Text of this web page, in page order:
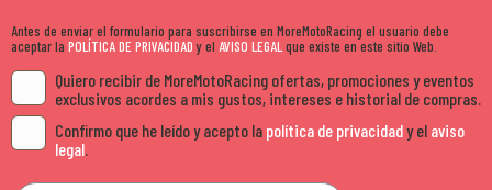
Antes de enviar el formulario para suscribirse en MoreMotoRacing el usuario debe
aceptar la POLÍTICA DE PRIVACIDADy el AVISO LEGALque existe en este sitio Web.
Quiero recibir de MoreMotoRacing ofertas, promociones y eventos
exclusivos acordes a mis gustos, intereses e historial de compras.
Confirmo que he leído y acepto la política de privacidady el aviso
legal.